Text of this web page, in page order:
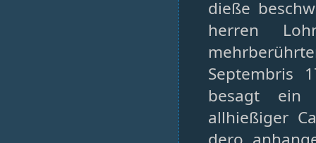
dieße
herren
Septembris
besagt ein
allhießiger